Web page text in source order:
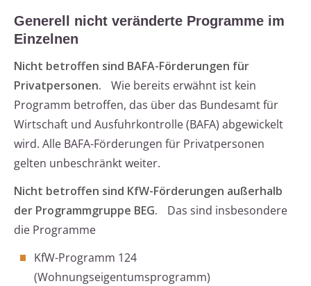
Generell nicht veränderte Programme im
Einzelnen
Nicht betroffen sind BAFA-Förderungen für
Privatpersonen.
Wie bereits erwähnt ist kein
Programm betroffen, das über das Bundesamt für
Wirtschaft und Ausfuhrkontrolle (BAFA) abgewickelt
wird. Alle BAFA-Förderungen für Privatpersonen
gelten unbeschränkt weiter.
Nicht betroffen sind KfW-Förderungen außerhalb
der Programmgruppe BEG.
Das sind insbesondere
die Programme
KfW-Programm 124
(Wohnungseigentumsprogramm)